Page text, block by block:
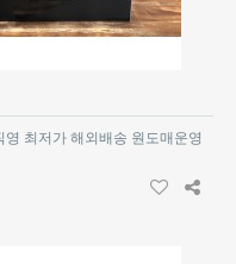
최저가 해외배송 원도매운영